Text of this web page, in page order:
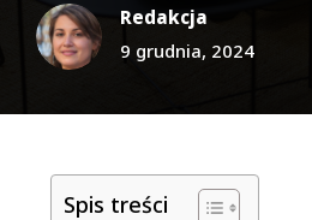
Redakcja
9 grudnia, 2024
Spis treści